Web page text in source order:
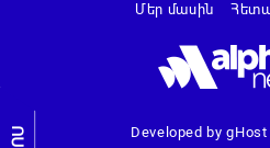
Developed by
Մեր մասին